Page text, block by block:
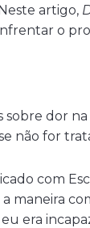
artigo,
o
sobre dor
não for
com
maneira
eu era